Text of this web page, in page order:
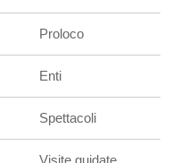
Proloco
Enti
Spettacoli
Visite guidate